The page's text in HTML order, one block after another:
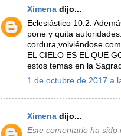
Ximena dijo...
Eclesiástico 10:2.
pone y quita
cordura,volviéndose
EL CIELO ES EL QUE
estos temas en la
1 de octubre de 2017 a
Ximena dijo...
Este comentario ha sido